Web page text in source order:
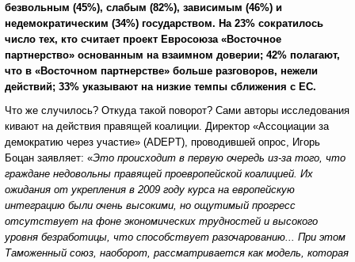
безвольным (45%), слабым (82%), зависимым (46%) и
недемократическим (34%) государством. На 23% сократилось
число тех, кто считает проект Евросоюза «Восточное
партнерство» основанным на взаимном доверии; 42% полагают,
что в «Восточном партнерстве» больше разговоров, нежели
действий; 33% указывают на низкие темпы сближения с ЕС.
Что же случилось? Откуда такой поворот? Сами авторы исследования
кивают на действия правящей коалиции. Директор «Ассоциации за
демократию через участие» (ADEPT), проводившей опрос, Игорь
Боцан заявляет: «Это происходит в первую очередь из-за того, что
граждане недовольны правящей проевропейской коалицией. Их
ожидания от укрепления в 2009 году курса на европейскую
интеграцию были очень высокими, но ощутимый прогресс
отсутствует на фоне экономических трудностей и высокого
уровня безработицы, что способствует разочарованию... При этом
Таможенный союз, наоборот, рассматривается как модель, которая